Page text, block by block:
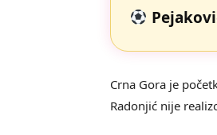
Crna Gora je
Radonjić nije